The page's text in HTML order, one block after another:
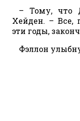
– Тому, что
Хейден. – Все,
эти годы,
Фэллон